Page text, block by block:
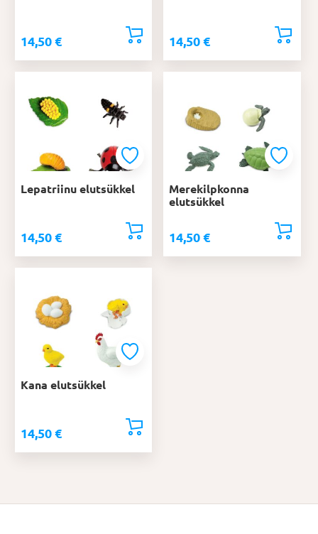
14,50 € 14,50€
Lepatriinu elutsükkel
14,50 €
Merekilpkonna
elutsükkel
14,50€
Kana elutsükkel
14,50 €